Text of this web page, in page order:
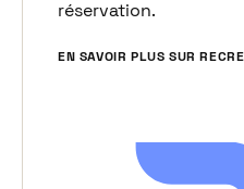
réservation.
EN SAVOIR PLUS SUR